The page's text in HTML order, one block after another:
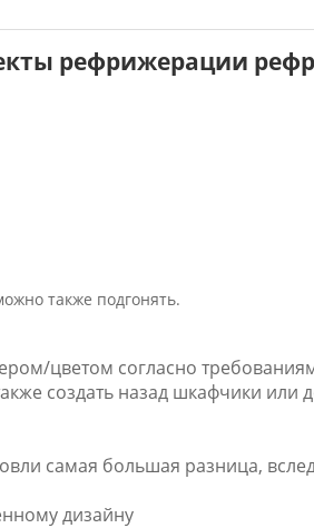
рефрижерации
также подгонять.
цветом согласно
создать назад шкафчики или
самая большая разница,
дизайну